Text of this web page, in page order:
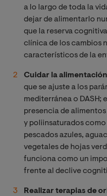
a lo largo de toda la
dejar de alimentarlo
que la reserva
clínica de los cambios
característicos de la
Cuidar la
que se ajuste a los
mediterránea o DASH;
presencia de
y poliinsaturados
pescados azules,
vegetales de hojas
funciona como un
frente al declive
Realizar terapias de